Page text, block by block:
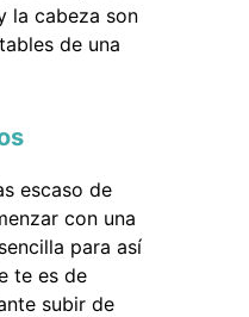
la cabeza son
de una
escaso de
con una
para así
te es de
subir de